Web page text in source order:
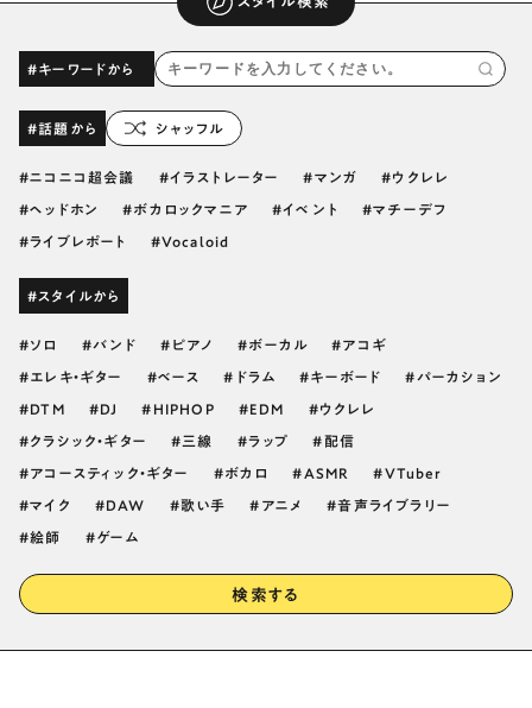
#キーワードから
#話題から シャッフル
ニコニコ超会議 イラストレーター マンガ ウクレレ
ヘッドホン ボカロックマニア イベント マチーデフ
ライブレポート Vocaloid
#スタイルから
ソロ バンド ピアノ ボーカル アコギ
エレキ・ギター ベース ドラム キーボード パーカション
DTM DJ HIPHOP EDM ウクレレ
クラシック・ギター 三線 ラップ 配信
アコースティック・ギター ボカロ ASMR VTuber
マイク DAW 歌い手 アニメ 音声ライブラリー
絵師 ゲーム
検索する